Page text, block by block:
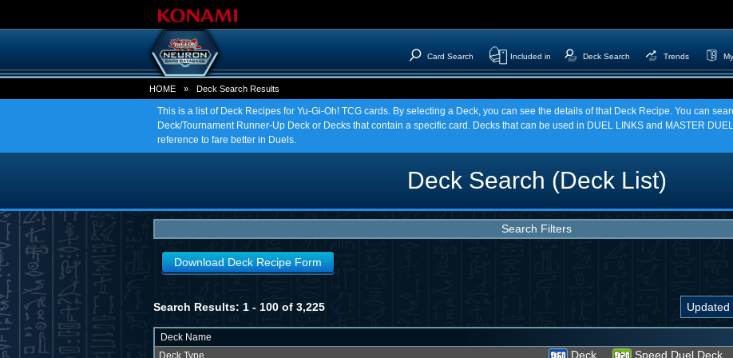
Card Search Included in Deck Search Trends
HOME » Deck Search Results
This is a list of Deck Recipes for Yu-Gi-Oh! TCG cards. By selecting a Deck, you can see the details of that Deck Recipe. You can
Deck/Tournament Runner-Up Deck or Decks that contain a specific card. Decks that can be used in DUEL LINKS and MASTER
reference to fare better in Duels.
Deck Search (Deck List)
Search Filters
Download Deck Recipe Form
Search Results: 1 - 100 of 3,225
Deck Name
Deck Type
Deck Speed Duel Deck